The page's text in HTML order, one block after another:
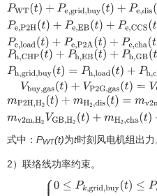
PWT(t)+P e,g rid,buy(t) +P e,dis(t)+
Ph +Ph B(t ,GB ( +P
Vbuy,gas(t) +V P2G,gas(t)= VG B
2(t H2, s m,H
式中： PWT(t)为t时刻风电机组出力
2）联络线功率约束。